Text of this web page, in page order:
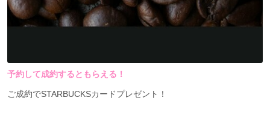
予約して成約するともらえる！
ご成約でSTARBUCKSカードプレゼント！